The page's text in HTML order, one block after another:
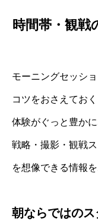
時間帯・観
モーニングセッシ
コツをおさえてお
体験がぐっと豊か
戦略・撮影・観戦
を想像できる情報
朝ならではの